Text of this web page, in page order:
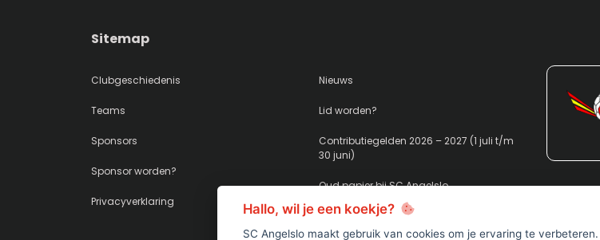
Sitemap
Clubgeschiedenis
Teams
Sponsors
Sponsor worden?
Privacyverklaring
Nieuws
Lid worden?
Contributiegelden 2026 – 2027 (1 juli t/m
30 juni)
Oud papier bij SC Angelslo
Hallo, wil je een koekje?
SC Angelslo maakt gebruik van cookies om je ervaring te verbeteren.